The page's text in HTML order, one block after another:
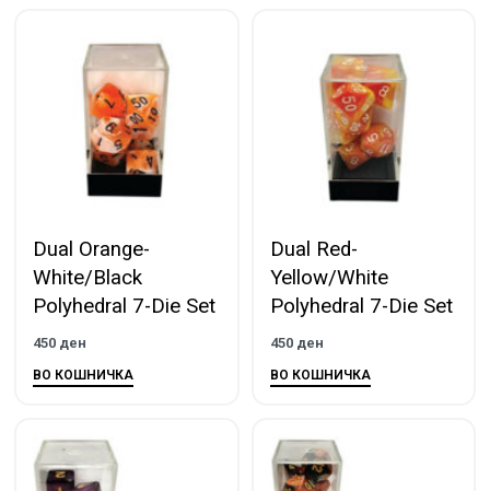
Dual Orange-
White/Black
Polyhedral 7-Die Set
450 ден
ВО КОШНИЧКА
Dual Red-
Yellow/White
Polyhedral 7-Die Set
450 ден
ВО КОШНИЧКА